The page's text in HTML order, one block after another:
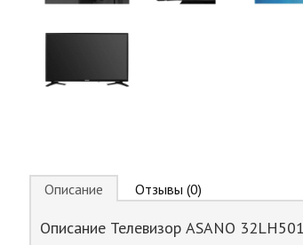
Описание Отзывы (0)
Описание Телевизор ASANO